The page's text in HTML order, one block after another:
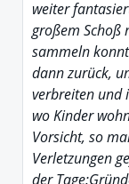
weiter
großem Schoß
sammeln
dann zurück,
verbreiten und
wo Kinder
Vorsicht, so
Verletzungen
der